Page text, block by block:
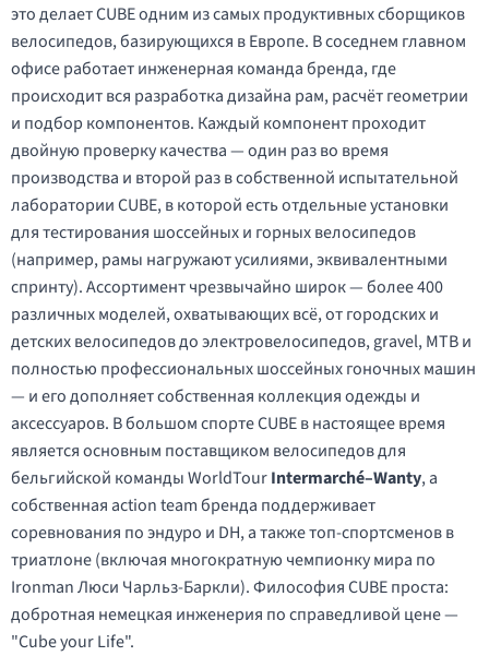
это делает CUBE одним из самых продуктивных сборщиков
велосипедов, базирующихся в Европе. В соседнем главном
офисе работает инженерная команда бренда, где
происходит вся разработка дизайна рам, расчёт геометрии
и подбор компонентов. Каждый компонент проходит
двойную проверку качества — один раз во время
производства и второй раз в собственной испытательной
лаборатории CUBE, в которой есть отдельные установки
для тестирования шоссейных и горных велосипедов
(например, рамы нагружают усилиями, эквивалентными
спринту). Ассортимент чрезвычайно широк — более 400
различных моделей, охватывающих всё, от городских и
детских велосипедов до электровелосипедов, gravel, MTB и
полностью профессиональных шоссейных гоночных машин
— и его дополняет собственная коллекция одежды и
аксессуаров. В большом спорте CUBE в настоящее время
является основным поставщиком велосипедов для
бельгийской команды WorldTourIntermarché–Wanty, а
собственная action team бренда поддерживает
соревнования по эндуро и DH, а также топ-спортсменов в
триатлоне (включая многократную чемпионку мира по
Ironman Люси Чарльз-Баркли). Философия CUBE проста:
добротная немецкая инженерия по справедливой цене —
"Cube your Life".